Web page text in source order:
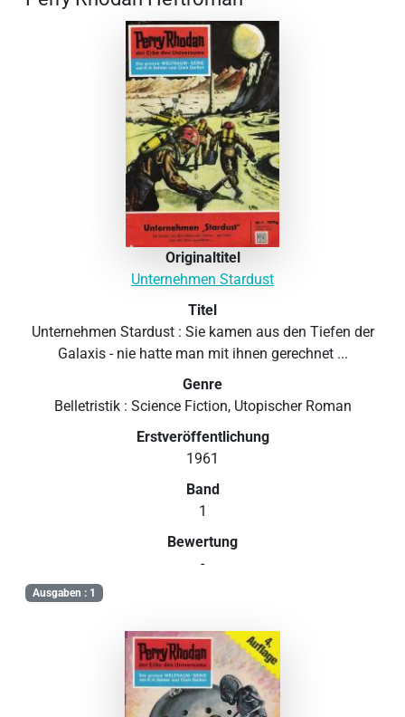
Originaltitel
Unternehmen Stardust
Titel
Unternehmen Stardust : Sie kamen aus den Tiefen der
Galaxis - nie hatte man mit ihnen gerechnet ...
Genre
Belletristik : Science Fiction, Utopischer Roman
Erstveröffentlichung
1961
Band
1
Bewertung
-
Ausgaben : 1